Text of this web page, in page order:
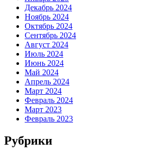
Декабрь 2024
Ноябрь 2024
Октябрь 2024
Сентябрь 2024
Август 2024
Июль 2024
Июнь 2024
Май 2024
Апрель 2024
Март 2024
Февраль 2024
Март 2023
Февраль 2023
Рубрики